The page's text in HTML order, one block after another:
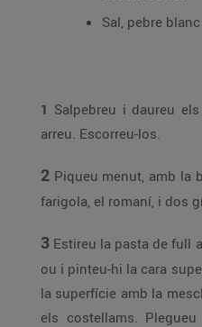
Sal, pebre
1 Salpebreu i daureu
arreu. Escorreu-los.
2 Piqueu menut, amb la
farigola, el romaní, i dos
3 Estireu la pasta de full
ou i pinteu-hi la cara
la superfície amb la
els costellams.